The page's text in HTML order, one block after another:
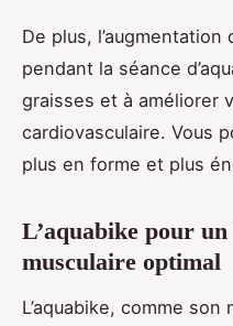
De plus,
pendant la séance
graisses et à améliorer
cardiovasculaire. Vous
plus en forme et plus
L’aquabike pour
musculaire optimal
L’aquabike, comme son